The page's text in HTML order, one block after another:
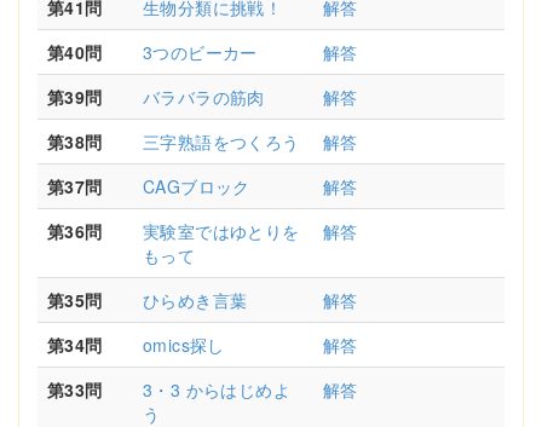
第41問 生物分類に挑戦！
解答
第40問
3つのビーカー
解答
第39問
バラバラの筋肉
解答
第38問
三字熟語をつくろう
解答
第37問
CAGブロック
解答
第36問
実験室ではゆとりを
もって
解答
第35問 ひらめき言葉
解答
第34問
omics探し
解答
第33問
3・3 からはじめよ
う
解答